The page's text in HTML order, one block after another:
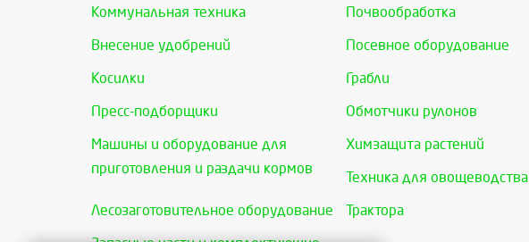
Коммунальная техника Почвообработка
Внесение удобрений Посевное оборудование
Косилки Грабли
Пресс-подборщики Обмотчики рулонов
Машины и оборудование для
приготовления и раздачи кормов
Химзащита растений
Техника для овощеводства
Лесозаготовительное оборудование Трактора